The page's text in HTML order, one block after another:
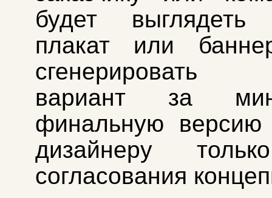
будет выглядеть
плакат или
сгенерировать
вариант за
финальную версию
дизайнеру
согласования